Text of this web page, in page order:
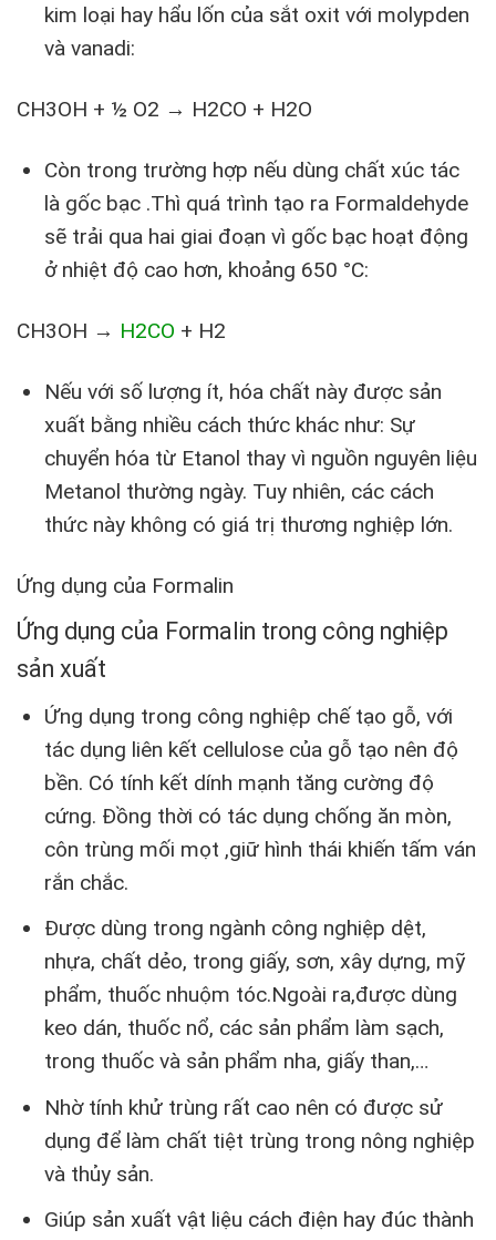
kim loại hay hẩu lốn của sắt oxit với molypden
và vanadi:
CH3OH + ½ O2 → H2CO + H2O
Còn trong trường hợp nếu dùng chất xúc tác
là gốc bạc .Thì quá trình tạo ra Formaldehyde
sẽ trải qua hai giai đoạn vì gốc bạc hoạt động
ở nhiệt độ cao hơn, khoảng 650 °C:
CH3OH → H2CO + H2
Nếu với số lượng ít, hóa chất này được sản
xuất bằng nhiều cách thức khác như: Sự
chuyển hóa từ Etanol thay vì nguồn nguyên liệu
Metanol thường ngày. Tuy nhiên, các cách
thức này không có giá trị thương nghiệp lớn.
Ứng dụng của Formalin
Ứng dụng của Formalin trong công nghiệp
sản xuất
Ứng dụng trong công nghiệp chế tạo gỗ, với
tác dụng liên kết cellulose của gỗ tạo nên độ
bền. Có tính kết dính mạnh tăng cường độ
cứng. Đồng thời có tác dụng chống ăn mòn,
côn trùng mối mọt ,giữ hình thái khiến tấm ván
rắn chắc.
Được dùng trong ngành công nghiệp dệt,
nhựa, chất dẻo, trong giấy, sơn, xây dựng, mỹ
phẩm, thuốc nhuộm tóc.Ngoài ra,được dùng
keo dán, thuốc nổ, các sản phẩm làm sạch,
trong thuốc và sản phẩm nha, giấy than,…
Nhờ tính khử trùng rất cao nên có được sử
dụng để làm chất tiệt trùng trong nông nghiệp
và thủy sản.
Giúp sản xuất vật liệu cách điện hay đúc thành